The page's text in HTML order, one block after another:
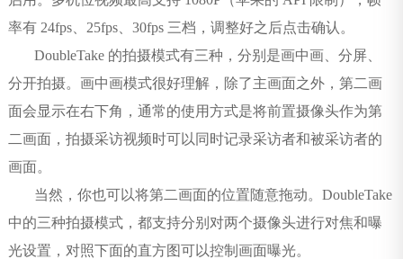
率有 24fps、25fps、30fps 三档，调整好之后点击确认。
DoubleTake 的拍摄模式有三种，分别是画中画、分屏、
分开拍摄。画中画模式很好理解，除了主画面之外，第二画
面会显示在右下角，通常的使用方式是将前置摄像头作为第
二画面，拍摄采访视频时可以同时记录采访者和被采访者的
画面。
当然，你也可以将第二画面的位置随意拖动。DoubleTake
中的三种拍摄模式，都支持分别对两个摄像头进行对焦和曝
光设置，对照下面的直方图可以控制画面曝光。